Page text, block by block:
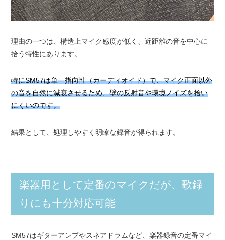
理由の一つは、構造上マイク感度が低く、近距離の音を中心に
拾う特性にあります。
特にSM57は単一指向性（カーディオイド）で、マイク正面以外
の音を自然に減衰させるため、壁の反射音や環境ノイズを拾い
にくいのです。
結果として、処理しやすく明瞭な録音が得られます。
楽器用として定番のマイクだが、歌録
りにも十分対応可能
SM57はギターアンプやスネアドラムなど、楽器録音の定番マイ